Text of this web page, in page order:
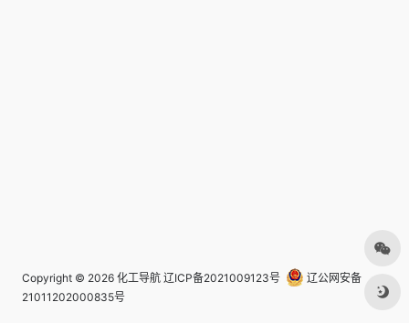
Copyright © 2026 化工导航 辽ICP备2021009123号
辽公网安备
21011202000835号